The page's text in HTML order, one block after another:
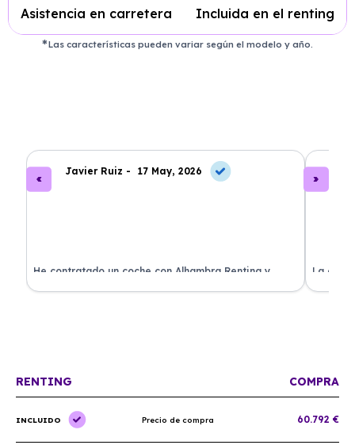
Asistencia en carretera Incluida en el renting
Las características pueden variar según el modelo y año.
Javier Ruiz - 17 May, 2026
He contratado un coche con Alhambra Renting y
estoy impresionado. Todo ha sido transparente y sin
La
RENTING COMPRA
INCLUIDO Precio de compra 60.792 €